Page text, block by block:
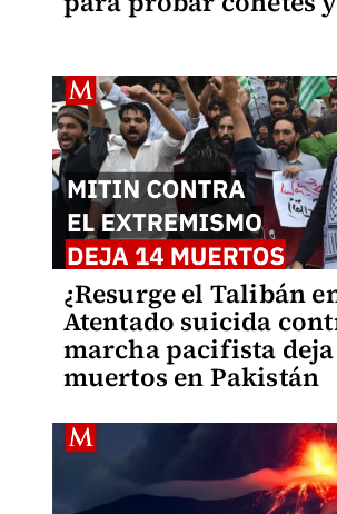
¿Resurge el Talibán
Atentado suicida
marcha pacifista
muertos en Pakistán